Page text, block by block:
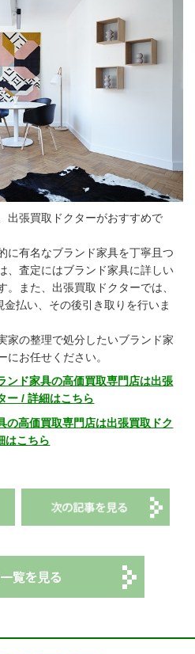
出張買取ドクターがおすすめで
に有名なブランド家具を丁寧且つ
、査定にはブランド家具に詳しい
また、出張買取ドクターでは、
払い、その後引き取りを行いま
家の整理で処分したいブランド家
お任せください。
ンド家具の高価買取専門店は出張
ー / 詳細はこちら
の高価買取専門店は出張買取ドク
はこちら